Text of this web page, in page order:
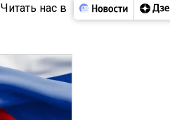
Читать нас в